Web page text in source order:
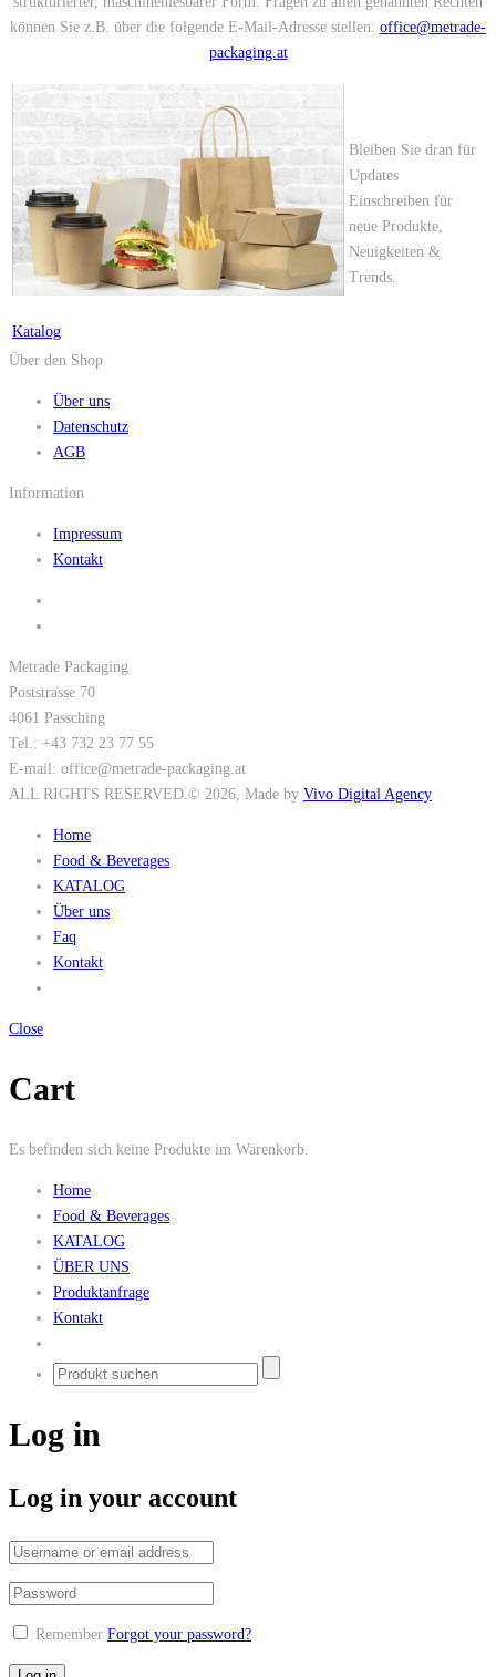
können Sie z.B. über die folgende E-Mail-Adresse stellen: office@metrade-
packaging.at
Katalog
Bleiben Sie dran für
Updates
Einschreiben für
neue Produkte,
Neuigkeiten &
Trends.
Über den Shop
Über uns
Datenschutz
AGB
Information
Impressum
Kontakt
Metrade Packaging
Poststrasse 70
4061 Passching
Tel.: +43 732 23 77 55
E-mail: office@metrade-packaging.at
ALL RIGHTS RESERVED.© 2026, Made by Vivo Digital Agency
Home
Food & Beverages
KATALOG
Über uns
Faq
Kontakt
Close
Cart
Es befinden sich keine Produkte im Warenkorb.
Home
Food & Beverages
KATALOG
ÜBER UNS
Produktanfrage
Kontakt
Log in
Log in your account
Remember Forgot your password?